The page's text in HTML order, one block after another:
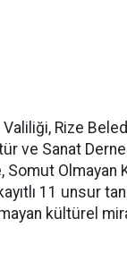
Valiliği, Rize
ve Sanat
Somut Olmayan
11 unsur
kültürel